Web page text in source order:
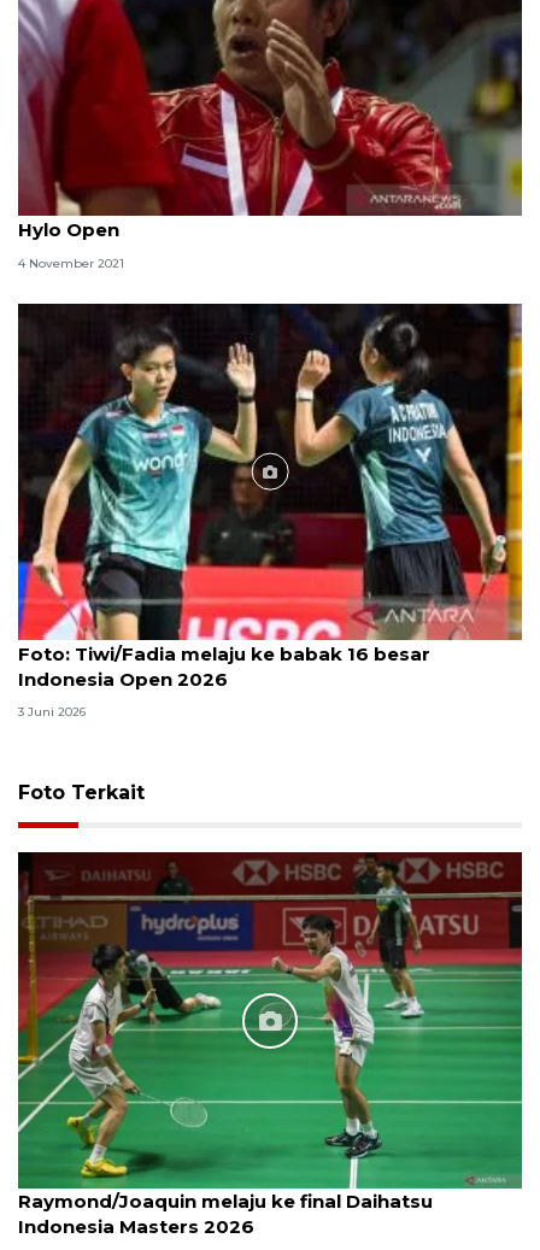
Herry IP ingatkan Fajar/Rian agar hemat tenaga di
Hylo Open
4 November 2021
Foto
Foto: Tiwi/Fadia melaju ke babak 16 besar
Indonesia Open 2026
3 Juni 2026
Foto Terkait
Raymond/Joaquin melaju ke final Daihatsu
Indonesia Masters 2026